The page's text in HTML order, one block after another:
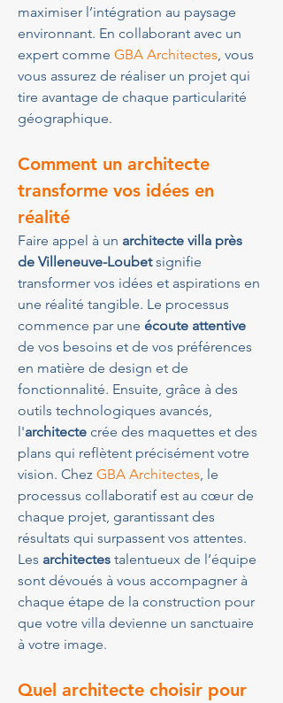
maximiser l’intégration au paysage
environnant. En collaborant avec un
expert comme GBA Architectes, vous
vous assurez de réaliser un projet qui
tire avantage de chaque particularité
géographique.
Comment un architecte
transforme vos idées en
réalité
Faire appel à un architecte villa près
de Villeneuve-Loubet signifie
transformer vos idées et aspirations en
une réalité tangible. Le processus
commence par une écoute attentive
de vos besoins et de vos préférences
en matière de design et de
fonctionnalité. Ensuite, grâce à des
outils technologiques avancés,
l'architecte crée des maquettes et des
plans qui reflètent précisément votre
vision. Chez GBA Architectes, le
processus collaboratif est au cœur de
chaque projet, garantissant des
résultats qui surpassent vos attentes.
Les architectes talentueux de l’équipe
sont dévoués à vous accompagner à
chaque étape de la construction pour
que votre villa devienne un sanctuaire
à votre image.
Quel architecte choisir pour